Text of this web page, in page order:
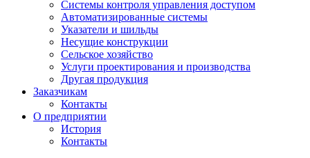
Системы контроля управления доступом
Автоматизированные системы
Указатели и шильды
Несущие конструкции
Сельское хозяйство
Услуги проектирования и производства
Другая продукция
Заказчикам
Контакты
О предприятии
История
Контакты